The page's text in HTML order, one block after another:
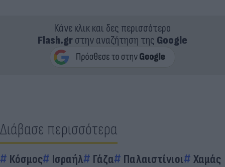
Κάνε κλικ και δες περισσότερο
Flash.grστην αναζήτηση της Google
Διάβασε περισσότερα
Κόσμος Ισραήλ Γάζα Παλαιστίνιοι Χαμάς